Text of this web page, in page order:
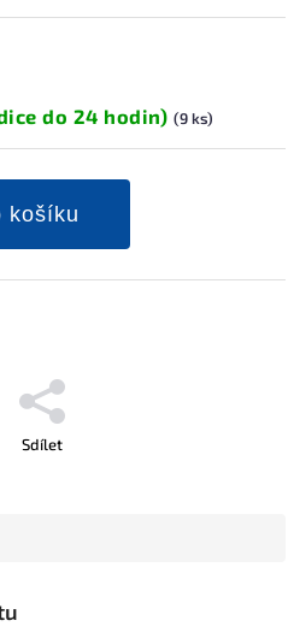
do 24 hodin) (9 ks)
košíku
Sdílet